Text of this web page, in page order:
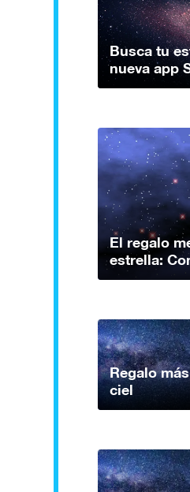
Busca tu
nueva app
El regalo
estrella:
Regalo
ciel